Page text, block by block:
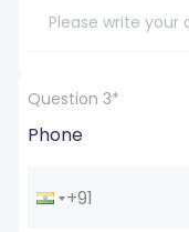
Question 3*
Phone